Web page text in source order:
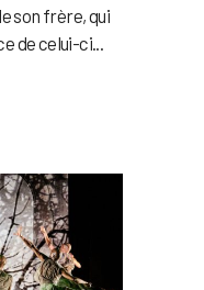
son frère, qui
de celui-ci...